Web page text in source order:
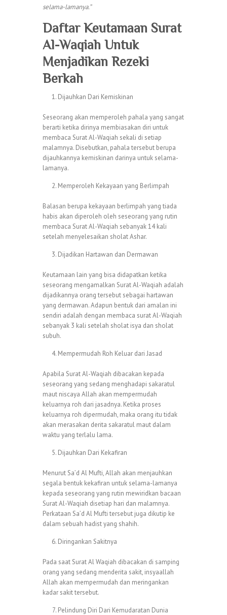
selama-lamanya.”
Daftar Keutamaan Surat
Al-Waqiah Untuk
Menjadikan Rezeki
Berkah
Dijauhkan Dari Kemiskinan
Seseorang akan memperoleh pahala yang sangat
berarti ketika dirinya membiasakan diri untuk
membaca Surat Al-Waqiah sekali di setiap
malamnya. Disebutkan, pahala tersebut berupa
dijauhkannya kemiskinan darinya untuk selama-
lamanya.
Memperoleh Kekayaan yang Berlimpah
Balasan berupa kekayaan berlimpah yang tiada
habis akan diperoleh oleh seseorang yang rutin
membaca Surat Al-Waqiah sebanyak 14 kali
setelah menyelesaikan sholat Ashar.
Dijadikan Hartawan dan Dermawan
Keutamaan lain yang bisa didapatkan ketika
seseorang mengamalkan Surat Al-Waqiah adalah
dijadikannya orang tersebut sebagai hartawan
yang dermawan. Adapun bentuk dari amalan ini
sendiri adalah dengan membaca surat Al-Waqiah
sebanyak 3 kali setelah sholat isya dan sholat
subuh.
Mempermudah Roh Keluar dari Jasad
Apabila Surat Al-Waqiah dibacakan kepada
seseorang yang sedang menghadapi sakaratul
maut niscaya Allah akan mempermudah
keluarnya roh dari jasadnya. Ketika proses
keluarnya roh dipermudah, maka orang itu tidak
akan merasakan derita sakaratul maut dalam
waktu yang terlalu lama.
Dijauhkan Dari Kekafiran
Menurut Sa’d Al Mufti, Allah akan menjauhkan
segala bentuk kekafiran untuk selama-lamanya
kepada seseorang yang rutin mewiridkan bacaan
Surat Al-Waqiah disetiap hari dan malamnya.
Perkataan Sa’d Al Mufti tersebut juga dikutip ke
dalam sebuah hadist yang shahih.
Diringankan Sakitnya
Pada saat Surat Al Waqiah dibacakan di samping
orang yang sedang menderita sakit, insyaallah
Allah akan mempermudah dan meringankan
kadar sakit tersebut.
Pelindung Diri Dari Kemudaratan Dunia